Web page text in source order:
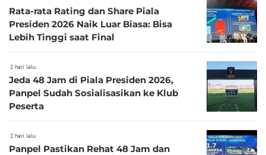
Rata-rata Rating dan Share Piala
Presiden 2026 Naik Luar Biasa: Bisa
Lebih Tinggi saat Final
2 hari lalu
Jeda 48 Jam di Piala Presiden 2026,
Panpel Sudah Sosialisasikan ke Klub
Peserta
2 hari lalu
Panpel Pastikan Rehat 48 Jam dan